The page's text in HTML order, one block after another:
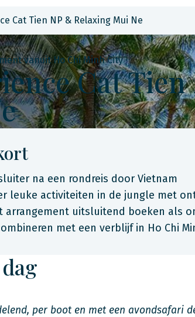
Cat Tien NP & Relaxing Mui Ne
vanuit Ho Chi Minh City
Cat
na een rondreis door Vietnam
leuke activiteiten in de jungle met
arrangement uitsluitend boeken als
met een verblijf in Ho Chi
per boot en met een avondsafari